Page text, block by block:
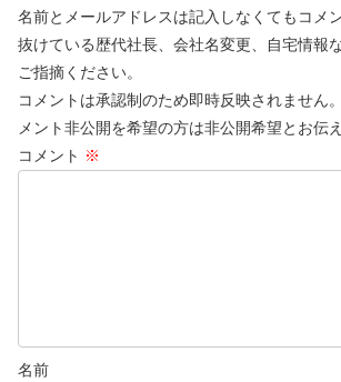
名前とメールアドレスは記入しなくてもコメ
抜けている歴代社長、会社名変更、自宅情報
ご指摘ください。
コメントは承認制のため即時反映されません
メント非公開を希望の方は非公開希望とお伝
コメント ※
名前